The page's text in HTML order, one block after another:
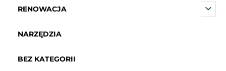
RENOWACJA
NARZĘDZIA
BEZ KATEGORII